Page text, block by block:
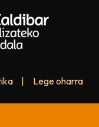
Lege oharra